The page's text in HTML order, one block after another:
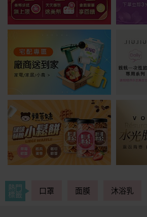
熱門
標籤
口罩 面膜 沐浴乳